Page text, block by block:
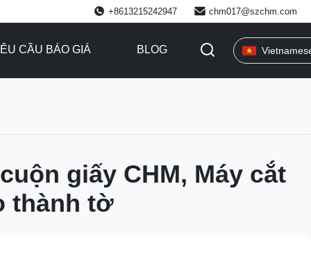
+8613215242947 chm017@szchm.com
CẦU BÁO GIÁ BLOG
giấy CHM, Máy cắt
thành tờ